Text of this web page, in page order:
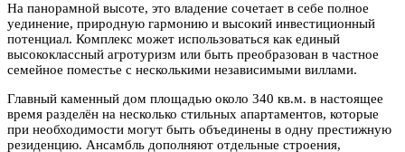
На панорамной высоте, это владение сочетает в себе полное
уединение, природную гармонию и высокий инвестиционный
потенциал. Комплекс может использоваться как единый
высококлассный агротуризм или быть преобразован в частное
семейное поместье с несколькими независимыми виллами.
Главный каменный дом площадью около 340 кв.м. в настоящее
время разделён на несколько стильных апартаментов, которые
при необходимости могут быть объединены в одну престижную
резиденцию. Ансамбль дополняют отдельные строения,